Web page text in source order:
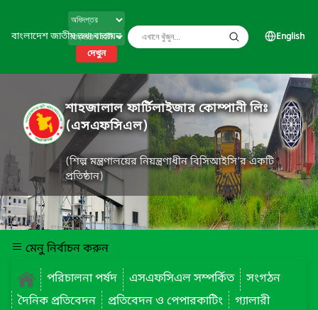
বাংলাদেশ জাতীয় তথ্য বাতায়ন
দেখুন
English
শাহজালাল ফার্টিলাইজার কোম্পানী লিঃ
(এসএফসিএল)
(শিল্প মন্ত্রণালয়ের নিয়ন্ত্রণাধীন বিসিআইসি’র একটি
প্রতিষ্ঠান)
মেনু নির্বাচন করুন
পরিচালনা পর্ষদ
এসএফসিএল সম্পর্কিত
সংগঠন
দৈনিক প্রতিবেদন
প্রতিবেদন ও পেপারকাটিং
গ্যালারী